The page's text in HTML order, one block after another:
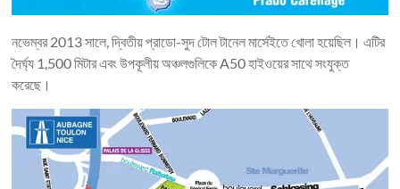
নভেম্বর 2013 সালে, দ্বিতীয় প্রাডো-সুদ টোল টানেল মার্সেইতে খোলা হয়েছিল। এটির
দৈর্ঘ্য 1,500 মিটার এবং উপকূলীয় অঞ্চলগুলিকে A50 হাইওয়ের সাথে সংযুক্ত
করেছে।